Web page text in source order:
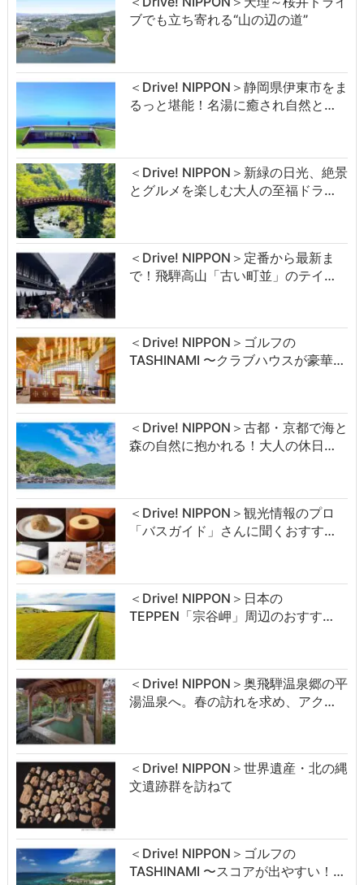
ブでも立ち寄れる“山の辺の道”
＜Drive! NIPPON＞静岡県伊東市をま
るっと堪能！名湯に癒され自然と…
＜Drive! NIPPON＞新緑の日光、絶景
とグルメを楽しむ大人の至福ドラ…
＜Drive! NIPPON＞定番から最新ま
で！飛騨高山「古い町並」のテイ…
＜Drive! NIPPON＞ゴルフの
TASHINAMI 〜クラブハウスが豪華…
＜Drive! NIPPON＞古都・京都で海と
森の自然に抱かれる！大人の休日…
＜Drive! NIPPON＞観光情報のプロ
「バスガイド」さんに聞くおすす…
＜Drive! NIPPON＞日本の
TEPPEN「宗谷岬」周辺のおすす…
＜Drive! NIPPON＞奥飛騨温泉郷の平
湯温泉へ。春の訪れを求め、アク…
＜Drive! NIPPON＞世界遺産・北の縄
文遺跡群を訪ねて
＜Drive! NIPPON＞ゴルフの
TASHINAMI 〜スコアが出やすい！…